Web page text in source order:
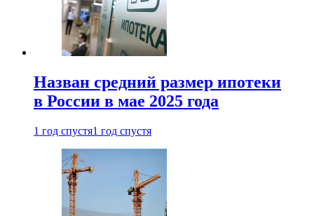
Назван средний размер ипотеки
в России в мае 2025 года
1 год спустя1 год спустя